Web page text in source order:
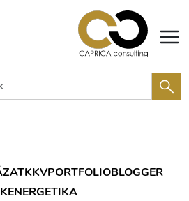
KKVPORTFOLIOBLOGGER
ENERGETIKA